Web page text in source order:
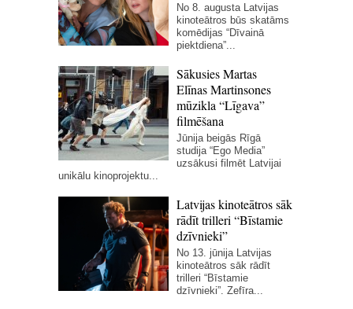
No 8. augusta Latvijas
kinoteātros būs skatāms
komēdijas “Dīvainā
piektdiena”...
Sākusies Martas
Elīnas Martinsones
mūzikla “Līgava”
filmēšana
Jūnija beigās Rīgā
studija “Ego Media”
uzsākusi filmēt Latvijai
unikālu kinoprojektu...
Latvijas kinoteātros sāk
rādīt trilleri “Bīstamie
dzīvnieki”
No 13. jūnija Latvijas
kinoteātros sāk rādīt
trilleri “Bīstamie
dzīvnieki”. Zefīra...